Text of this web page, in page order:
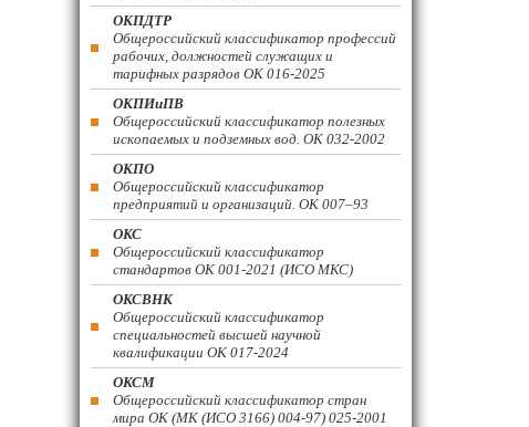
ОКПДТР
Общероссийский классификатор профессий
рабочих, должностей служащих и
тарифных разрядов ОК 016-2025
ОКПИиПВ
Общероссийский классификатор полезных
ископаемых и подземных вод. ОК 032-2002
ОКПО
Общероссийский классификатор
предприятий и организаций. ОК 007–93
ОКС
Общероссийский классификатор
стандартов ОК 001-2021 (ИСО МКС)
ОКСВНК
Общероссийский классификатор
специальностей высшей научной
квалификации ОК 017-2024
ОКСМ
Общероссийский классификатор стран
мира ОК (МК (ИСО 3166) 004-97) 025-2001